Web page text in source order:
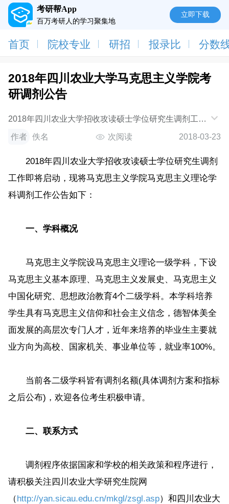
考研帮App
百万考研人的学习聚集地
立即下载
首页 院校专业 研招 报录比 分数
2018年四川农业大学马克思主义学院考
研调剂公告
2018年四川农业大学招收攻读硕士学位研究生调剂工作
即将启动，现将马克思主义学院马克思主义理论学科调
剂工作公告如下：一、学科概况马克思主义
作者 佚名 次阅读 2018-03-23
2018年四川农业大学招收攻读硕士学位研究生调剂
工作即将启动，现将马克思主义学院马克思主义理论学
科调剂工作公告如下：
一、学科概况
马克思主义学院设马克思主义理论一级学科，下设
马克思主义基本原理、马克思主义发展史、马克思主义
中国化研究、思想政治教育4个二级学科。本学科培养
学生具有马克思主义信仰和社会主义信念，德智体美全
面发展的高层次专门人才，近年来培养的毕业生主要就
业方向为高校、国家机关、事业单位等，就业率100%。
当前各二级学科皆有调剂名额(具体调剂方案和指标
之后公布)，欢迎各位考生积极申请。
二、联系方式
调剂程序依据国家和学校的相关政策和程序进行，
请积极关注四川农业大学研究生院网
（http://yan.sicau.edu.cn/mkgl/zsgl.asp）和四川农业大